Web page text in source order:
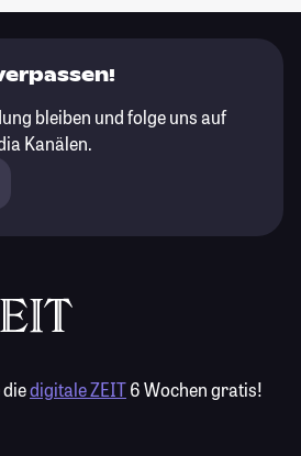
bleiben und folge uns auf
Kanälen.
diedigitale ZEIT6 Wochen gratis!